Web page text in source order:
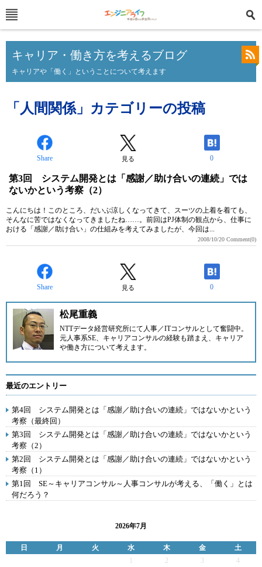
キャリア・働き方を考えるブログ
キャリアや「働く」ということについて考えます
「人間関係」カテゴリーの投稿
Share 見る 0
第3回 システム開発とは「感謝／助け合いの連続」では
ないかという考察（2）
こんにちは！このところ、だいぶ涼しくなってきて、スーツの上着を着ても、
そんなに苦ではなくなってきましたね……。前回はPJ体制の観点から、仕事に
おける「感謝／助け合い」の仕組みを考えてみましたが、今回は...
2008/10/20 Comment(0)
Share 見る 0
松尾重義
NTTデータ経営研究所にて人事／ITコンサルとして奮闘中。
元人事系SE、キャリアコンサルの経験も踏まえ、キャリア
や働き方について考えます。
最近のエントリー
第4回 システム開発とは「感謝／助け合いの連続」ではないかという
考察（最終回）
第3回 システム開発とは「感謝／助け合いの連続」ではないかという
考察（2）
第2回 システム開発とは「感謝／助け合いの連続」ではないかという
考察（1）
第1回 SE～キャリアコンサル～人事コンサルが考える、「働く」とは
何だろう？
2026年7月
日 月 火 水 木 金
土
2 3
4